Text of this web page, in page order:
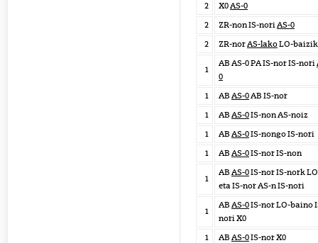
2
X0AS-0
2
ZR-non IS-noriAS-0
2
ZR-norAS-lakoLO-baizik
1
AB AS-0 PA IS-nor IS-nori
0
1
AB AS-0AB IS-nor
1
AB AS-0IS-non AS-noiz
1
AB AS-0IS-nongo IS-nori
1
AB AS-0IS-nor IS-non
1
AB AS-0IS-nor IS-nork
eta IS-nor AS-n IS-nori
1
AB AS-0IS-nor LO-baino
nori X0
1
AB AS-0IS-nor X0